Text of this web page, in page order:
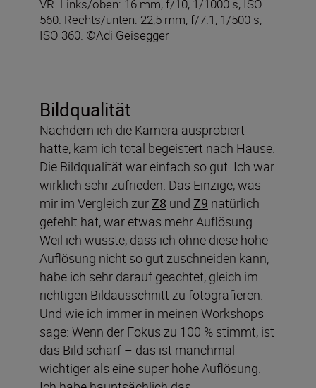
VR. Links/oben: 16 mm, f/10, 1/1000 s, ISO
560. Rechts/unten: 22,5 mm, f/7.1, 1/500 s,
ISO 360. ©Adi Geisegger
Bildqualität
Nachdem ich die Kamera ausprobiert
hatte, kam ich total begeistert nach Hause.
Die Bildqualität war einfach so gut. Ich war
wirklich sehr zufrieden. Das Einzige, was
mir im Vergleich zurZ8 und Z9 natürlich
gefehlt hat, war etwas mehr Auflösung.
Weil ich wusste, dass ich ohne diese hohe
Auflösung nicht so gut zuschneiden kann,
habe ich sehr darauf geachtet, gleich im
richtigen Bildausschnitt zu fotografieren.
Und wie ich immer in meinen Workshops
sage: Wenn der Fokus zu 100 % stimmt, ist
das Bild scharf – das ist manchmal
wichtiger als eine super hohe Auflösung.